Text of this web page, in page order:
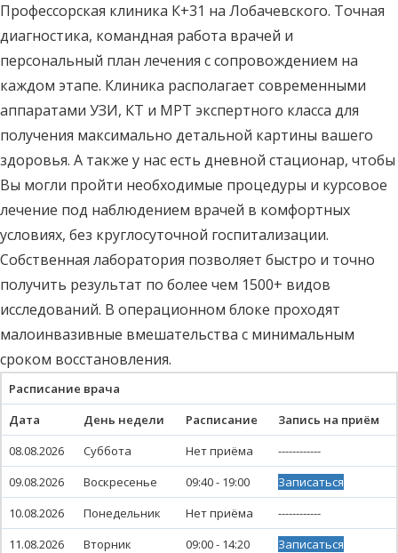
Профессорская клиника К+31 на Лобачевского. Точная
диагностика, командная работа врачей и
персональный план лечения с сопровождением на
каждом этапе. Клиника располагает современными
аппаратами УЗИ, КТ и МРТ экспертного класса для
получения максимально детальной картины вашего
здоровья. А также у нас есть дневной стационар, чтобы
Вы могли пройти необходимые процедуры и курсовое
лечение под наблюдением врачей в комфортных
условиях, без круглосуточной госпитализации.
Собственная лаборатория позволяет быстро и точно
получить результат по более чем 1500+ видов
исследований. В операционном блоке проходят
малоинвазивные вмешательства с минимальным
сроком восстановления.
Расписание врача
Дата
День недели Расписание
Запись на приём
08.08.2026
Суббота Нет приёма
------------
09.08.2026
Воскресенье 09:40 - 19:00
Записаться
10.08.2026
Понедельник Нет приёма
------------
11.08.2026
Вторник 09:00 - 14:20
Записаться